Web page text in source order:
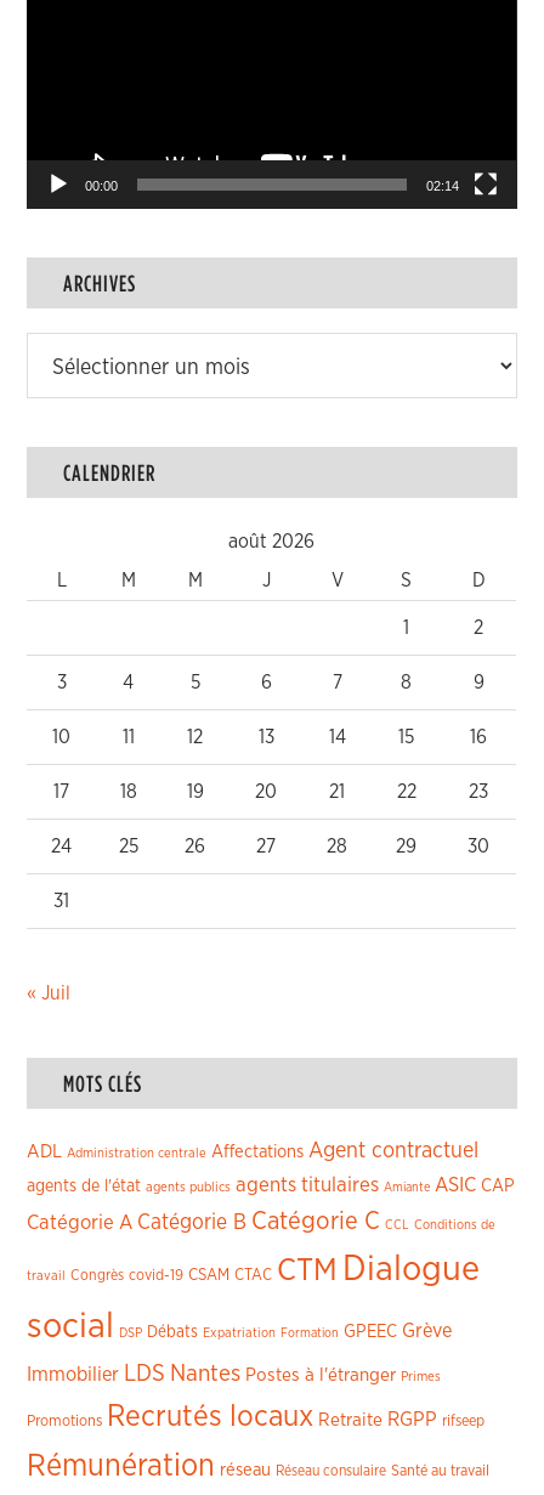
00:00 02:14
ARCHIVES
CALENDRIER
août 2026
M M J V S D
1 2
3 4 5 6 7 8 9
10 11 12 13 14 15 16
17 18 19 20 21 22 23
24 25 26 27 28 29 30
31
« Juil
MOTS CLÉS
ADL Administration centrale Affectations Agent contractuel
agents de l'état agents publics agents titulaires Amiante ASIC CAP
Catégorie A Catégorie B Catégorie C CCL Conditions de
travail Congrès covid-19 CSAM CTAC CTM Dialogue
social
DSP Débats Expatriation Formation GPEEC Grève
Immobilier LDS Nantes Postes à l'étranger Primes
Promotions Recrutés locaux Retraite RGPP rifseep
Rémunération réseau Réseau consulaire Santé au travail